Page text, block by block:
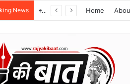
News 1 सितंबर से शुरू होगा खेल महाकुंभ-2026, चार चरणों में होंगी प्रतियोगिताएं Home